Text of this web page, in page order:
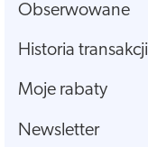
Obserwowane
Historia transakcji
Moje rabaty
Newsletter